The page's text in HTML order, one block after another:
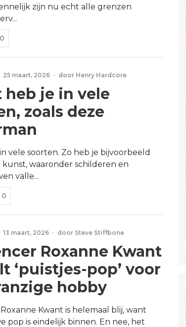
zijn nu echt alle grenzen
0
25 maart, 2026 · door Henry Hardcore
heb je in vele
zoals deze
vele soorten. Zo heb je bijvoorbeeld
waaronder schilderen en
valle...
0
13 maart, 2026 · door Steve Stiffbone
Roxanne Kwant
‘puistjes-pop’ voor
hobby
Kwant is helemaal blij, want
pop is eindelijk binnen. En nee, het